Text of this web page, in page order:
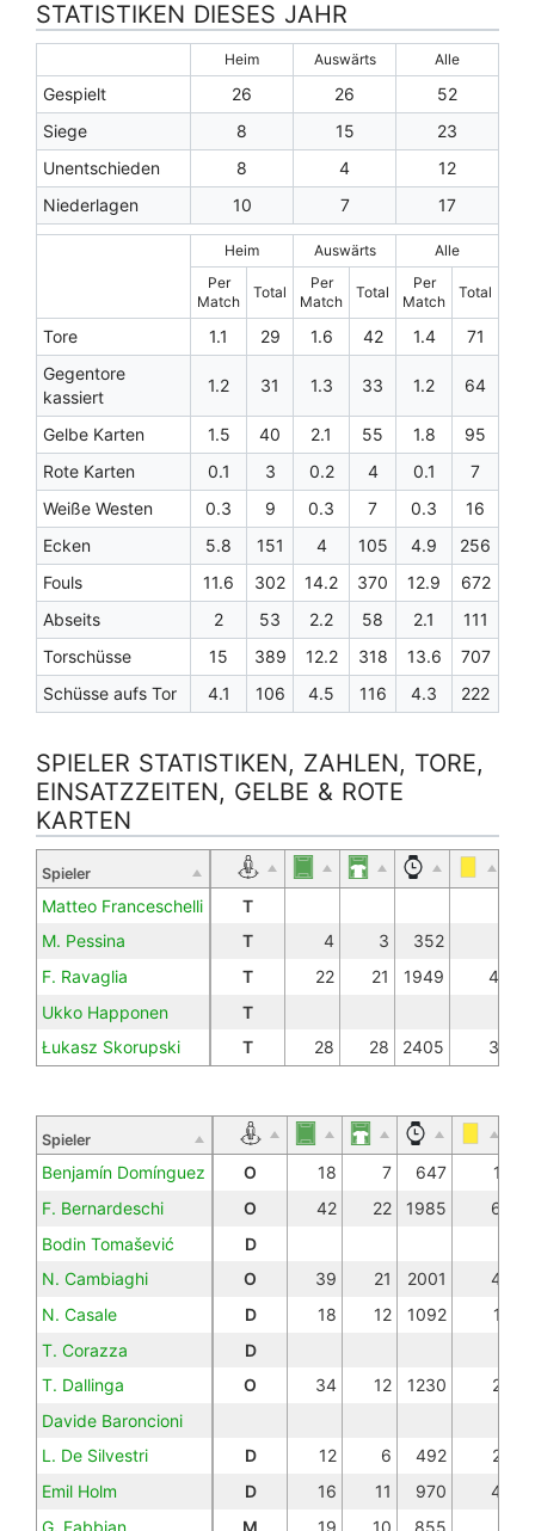
STATISTIKEN DIESES JAHR
Heim Auswärts Alle
Gespielt 26 26
52
Siege
8 15
23
Unentschieden
8 4
12
Niederlagen
10 7 17
Heim Auswärts
Alle
Per
Match
Total
Per
Match
Total
Per
Match
Total
Tore 1.1 29 1.6 42 1.4
71
Gegentore
kassiert
1.2 31 1.3 33 1.2 64
Gelbe Karten 1.5 40 2.1 55 1.8
95
Rote Karten
0.1 3 0.2 4 0.1
7
Weiße Westen
0.3 9 0.3 7 0.3
16
Ecken
5.8 151 4 105 4.9
256
Fouls
11.6 302 14.2 370 12.9
672
Abseits
2 53 2.2 58 2.1
111
Torschüsse
15 389 12.2 318 13.6
707
Schüsse aufs Tor
4.1 106 4.5 116 4.3 222
SPIELER STATISTIKEN, ZAHLEN, TORE,
EINSATZZEITEN, GELBE & ROTE
KARTEN
Spieler
Matteo Franceschelli
T
M. Pessina
T 4 3
352
F. Ravaglia
T 22 21 1949
4
Ukko Happonen
T
Łukasz Skorupski
T 28 28 2405 3
Spieler
Benjamín Domínguez O 18 7 647
1
F. Bernardeschi
O 42 22 1985
6
Bodin Tomašević
D
N. Cambiaghi
O 39 21 2001
4
N. Casale
D 18 12 1092
1
T. Corazza
D
T. Dallinga
O 34 12 1230
2
Davide Baroncioni
L. De Silvestri
D 12 6 492
2
Emil Holm
D 16 11 970
4
G. Fabbian
M 19 10
855